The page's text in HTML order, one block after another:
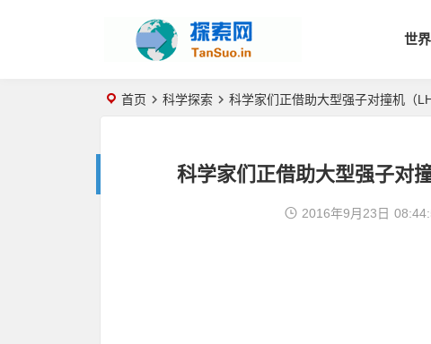
世
首页 科学探索 科学家们正借助大型强子对撞机（
科学家们正借助大型强子对
2016年9月23日